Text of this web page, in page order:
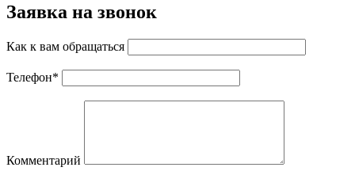
Заявка на звонок
Как к вам обращаться
Телефон*
Комментарий